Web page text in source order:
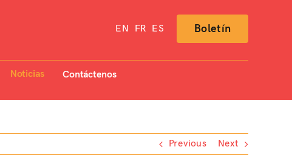
EN FR ES Boletín
Noticias Contáctenos
Previous Next